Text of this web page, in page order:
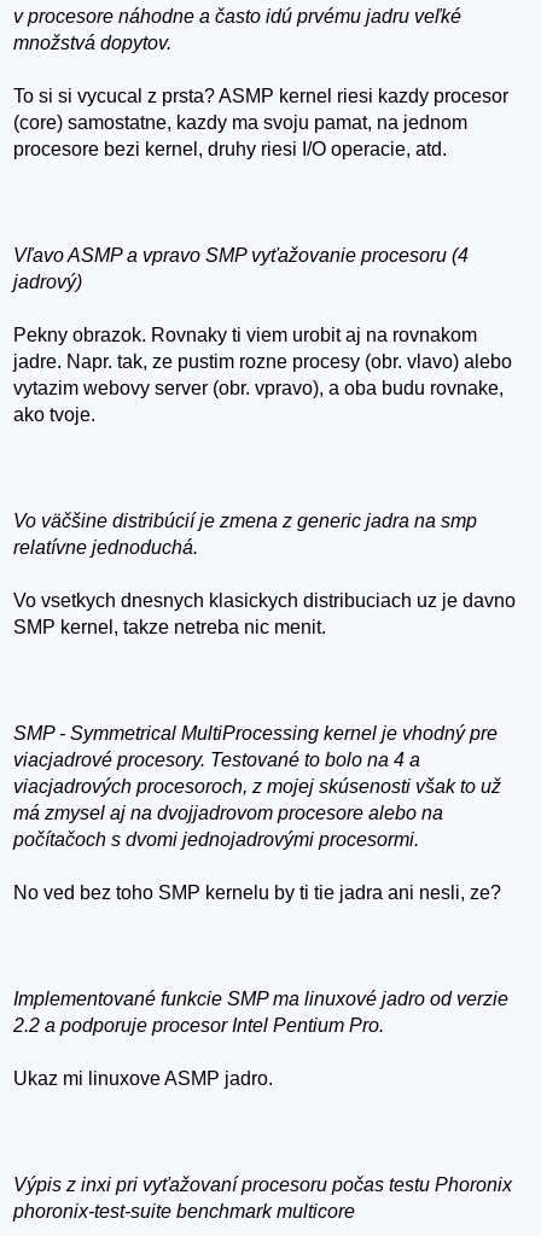
v procesore náhodne a často idú prvému jadru veľké
množstvá dopytov.
To si si vycucal z prsta? ASMP kernel riesi kazdy procesor
(core) samostatne, kazdy ma svoju pamat, na jednom
procesore bezi kernel, druhy riesi I/O operacie, atd.
Vľavo ASMP a vpravo SMP vyťažovanie procesoru (4
jadrový)
Pekny obrazok. Rovnaky ti viem urobit aj na rovnakom
jadre. Napr. tak, ze pustim rozne procesy (obr. vlavo) alebo
vytazim webovy server (obr. vpravo), a oba budu rovnake,
ako tvoje.
Vo väčšine distribúcií je zmena z generic jadra na smp
relatívne jednoduchá.
Vo vsetkych dnesnych klasickych distribuciach uz je davno
SMP kernel, takze netreba nic menit.
SMP - Symmetrical MultiProcessing kernel je vhodný pre
viacjadrové procesory. Testované to bolo na 4 a
viacjadrových procesoroch, z mojej skúsenosti však to už
má zmysel aj na dvojjadrovom procesore alebo na
počítačoch s dvomi jednojadrovými procesormi.
No ved bez toho SMP kernelu by ti tie jadra ani nesli, ze?
Implementované funkcie SMP ma linuxové jadro od verzie
2.2 a podporuje procesor Intel Pentium Pro.
Ukaz mi linuxove ASMP jadro.
Výpis z inxi pri vyťažovaní procesoru počas testu Phoronix
phoronix-test-suite benchmark multicore